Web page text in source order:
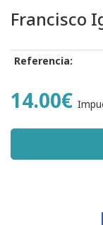
Francisco
Referencia:
14.00€